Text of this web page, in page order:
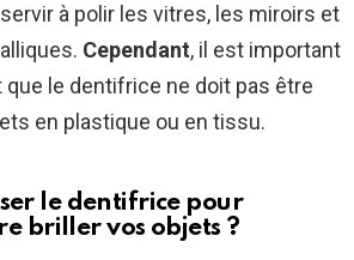
à polir les vitres, les miroirs et
Cependant, il est important
que le dentifrice ne doit pas être
en plastique ou en tissu.
le dentifrice pour
briller vos objets ?